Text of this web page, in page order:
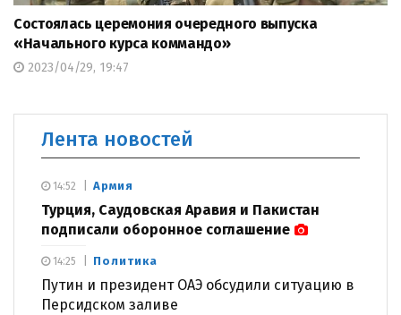
Состоялась церемония очередного выпуска
«Начального курса коммандо»
2023/04/29, 19:47
Лента новостей
Армия
Турция, Саудовская Аравия и Пакистан
подписали оборонное соглашение
14:52
Политика
Путин и президент ОАЭ обсудили ситуацию в
Персидском заливе
14:25